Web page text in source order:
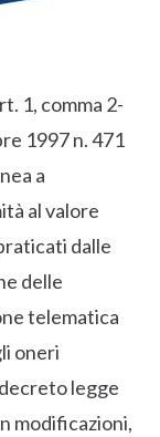
1, comma 2-
1997 n. 471
a
al valore
dalle
delle
telematica
oneri
legge
modificazioni,